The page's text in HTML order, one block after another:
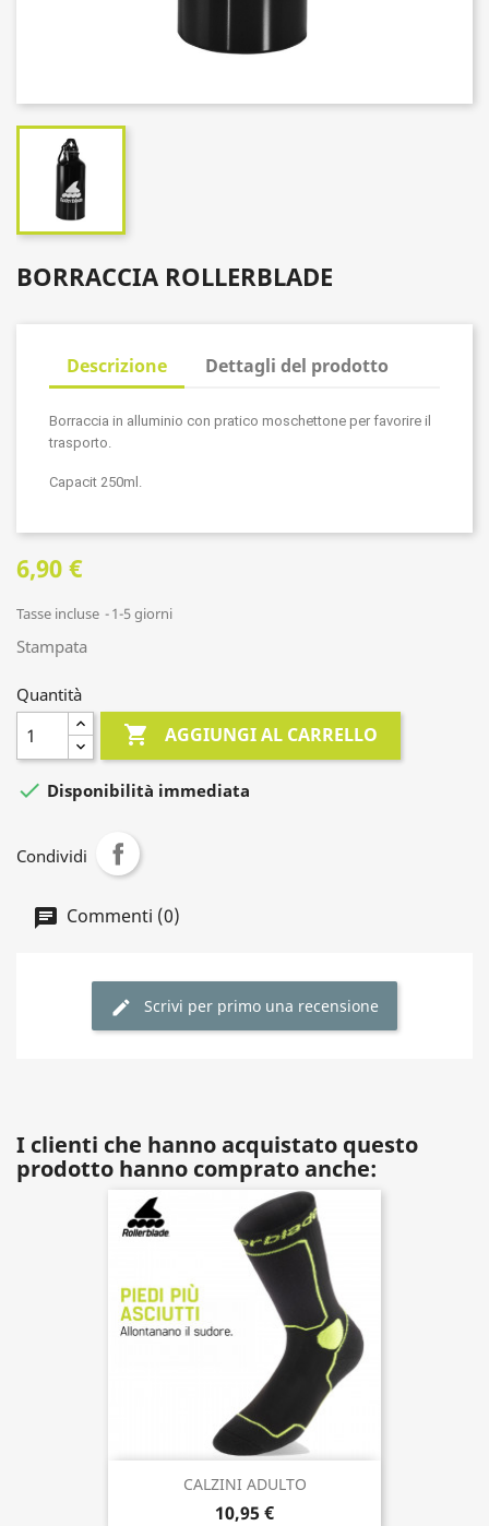
BORRACCIA ROLLERBLADE
Descrizione Dettagli del prodotto
Borraccia in alluminio con pratico moschettone per favorire il
trasporto.
Capacit 250ml.
6,90 €
Tasse incluse 1-5 giorni
Stampata
Quantità
 AGGIUNGI AL CARRELLO
 Disponibilità immediata
Condividi
Commenti (0)
Scrivi per primo una recensione
I clienti che hanno acquistato questo
prodotto hanno comprato anche:
CALZINI ADULTO
10,95 €